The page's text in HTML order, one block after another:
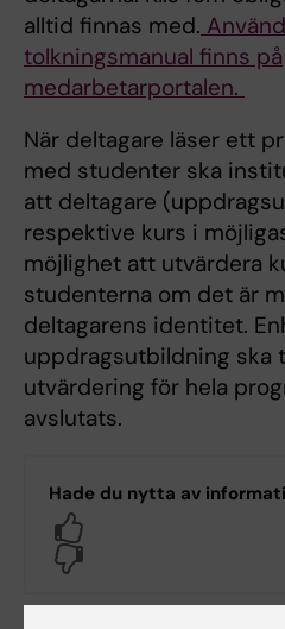
alltid finnas med.
tolkningsmanual finns på
medarbetarportalen.
När deltagare läser ett
med studenter ska
att deltagare
respektive kurs i
möjlighet att utvärdera
studenterna om det är
deltagarens identitet.
uppdragsutbildning ska
utvärdering för hela
avslutats.
Hade du nytta av